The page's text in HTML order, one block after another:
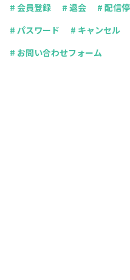
# 会員登録 # 退会 # 配信
# パスワード
# キャンセル
# お問い合わせフォーム